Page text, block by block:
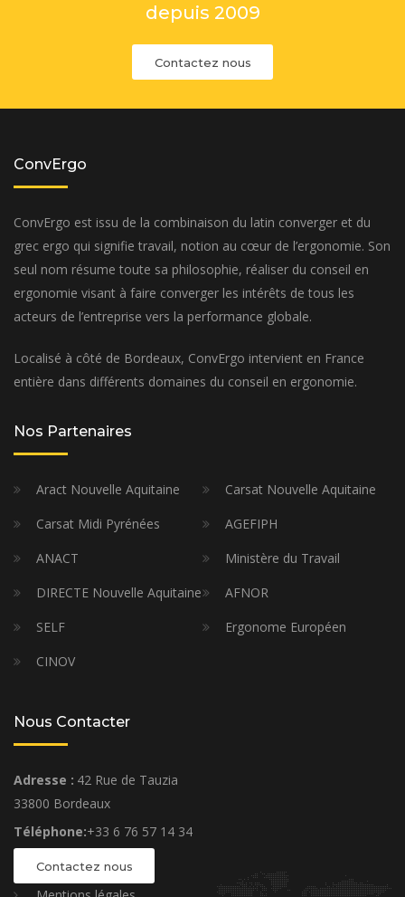
depuis 2009
Contactez nous
ConvErgo
ConvErgo est issu de la combinaison du latin converger et du
grec ergo qui signifie travail, notion au cœur de l’ergonomie. Son
seul nom résume toute sa philosophie, réaliser du conseil en
ergonomie visant à faire converger les intérêts de tous les
acteurs de l’entreprise vers la performance globale.
Localisé à côté de Bordeaux, ConvErgo intervient en France
entière dans différents domaines du conseil en ergonomie.
Nos Partenaires
Aract Nouvelle Aquitaine
Carsat Nouvelle Aquitaine
Carsat Midi Pyrénées
AGEFIPH
ANACT
Ministère du Travail
DIRECTE Nouvelle Aquitaine
AFNOR
SELF
Ergonome Européen
CINOV
Nous Contacter
Adresse : 42 Rue de Tauzia
33800 Bordeaux
Téléphone:+33 6 76 57 14 34
Contactez nous